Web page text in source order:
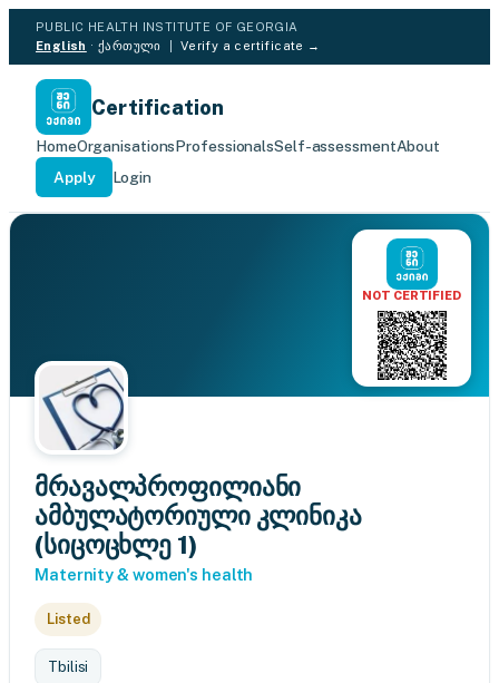
PUBLIC HEALTH INSTITUTE OF GEORGIA
English ·ქართული Verify a certificate →
Certification
HomeOrganisationsProfessionalsSelf-assessmentAbout
Apply
Login
NOT CERTIFIED
მრავალპროფილიანი
ამბულატორიული კლინიკა
(სიცოცხლე 1)
Maternity & women's health
Listed
Tbilisi